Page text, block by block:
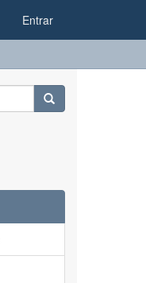
Entrar